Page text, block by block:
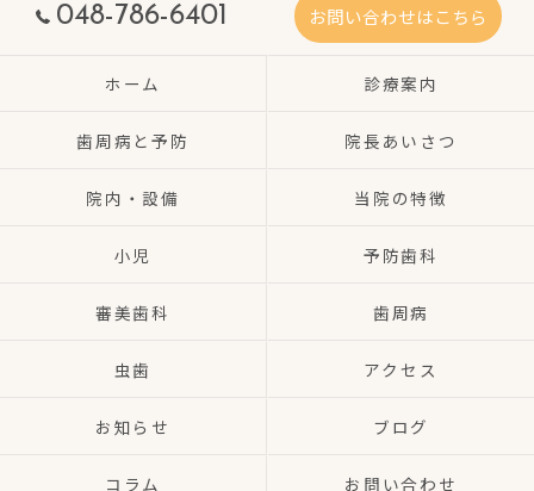
048-786-6401 お問い合わせはこちら
ホーム 診療案内
歯周病と予防 院長あいさつ
院内・設備 当院の特徴
小児 予防歯科
審美歯科 歯周病
虫歯 アクセス
お知らせ ブログ
コラム お問い合わせ